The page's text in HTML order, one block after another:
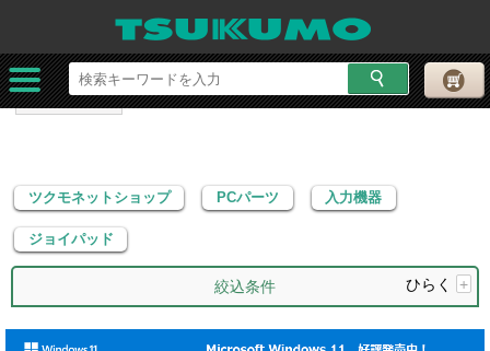
ツクモネットショップ PCパーツ
ジョイパッド
ツクモネットショップ PCパーツ 入力機器
ジョイパッド
絞込条件 ひらく +